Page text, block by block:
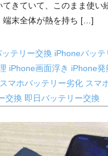
きていて、このまま使い
端末全体が熱を持ち […]
テリー交換 iPhoneバッテ
iPhone画面浮き iPhone発
スマホバッテリー劣化 スマ
交換 即日バッテリー交換